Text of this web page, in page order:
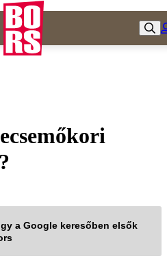
a Google keresőben elsők